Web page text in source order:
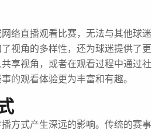
络直播观看比赛，无法与其他球迷
视角的多样性，还为球迷提供了更
享视角，或者在观看过程中通过社
的观看体验更为丰富和有趣。
方式产生深远的影响。传统的赛事